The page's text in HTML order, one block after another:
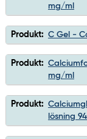
mg/ml
Produkt: C Gel -
Produkt:
mg/ml
Produkt:
lösning